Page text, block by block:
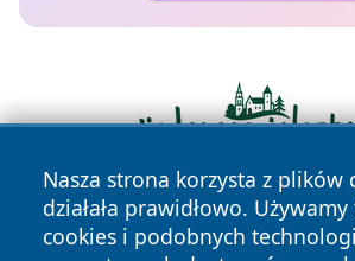
Nasza strona korzysta z plików
działała prawidłowo.
cookies i podobnych